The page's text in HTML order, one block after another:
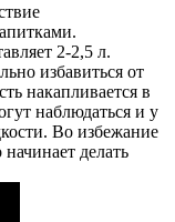
2-2,5 л.
избавиться от
накапливается в
наблюдаться и у
Во избежание
делать